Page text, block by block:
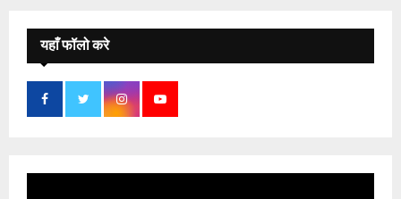
यहाँ फॉलो करे